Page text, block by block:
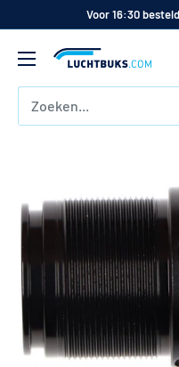
inhoud
Voor 16:30
Luchtbuks.com